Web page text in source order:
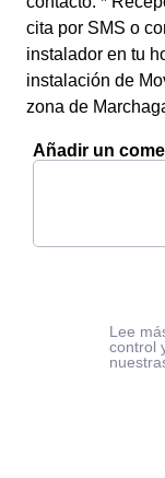
cita por SMS o
instalador en tu
instalación de
zona de
Añadir un
Lee
control